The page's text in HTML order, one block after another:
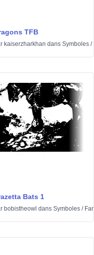
TFB
kaiserzharkhan dans Symboles /
Bats 1
bobistheowl dans Symboles /